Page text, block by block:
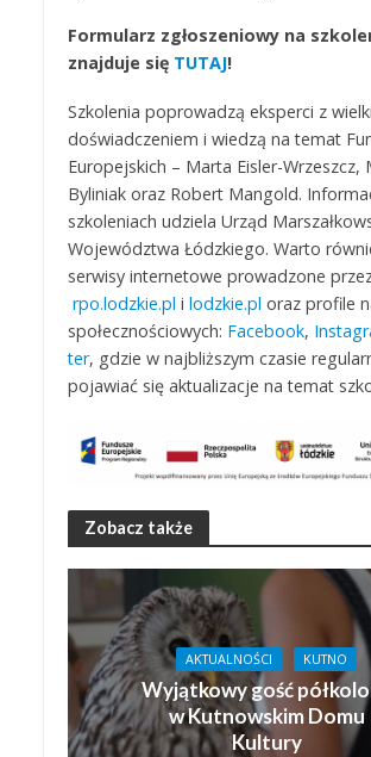
Formularz zgłoszeniowy na
znajduje się TUTAJ!
Szkolenia poprowadzą eksperci z
doświadczeniem i wiedzą na temat
Europejskich – Marta Eisler-Wrzeszcz,
Byliniak oraz Robert Mangold.
szkoleniach udziela Urząd
Województwa Łódzkiego. Warto
serwisy internetowe prowadzone
rpo.lodzkie.pl i lodzkie.pl oraz profile
społecznościowych: Facebook,
ter, gdzie w najbliższym czasie
pojawiać się aktualizacje na temat
Zobacz także
AKTUALNOŚCI KUTNO
Wyjątkowy gość
w Kutnowskim Domu
Kultury